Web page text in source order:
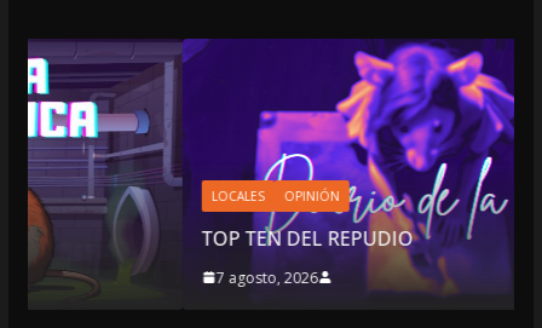
LOCALES OPINIÓN
TOP TEN DEL REPUDIO
7 agosto, 2026